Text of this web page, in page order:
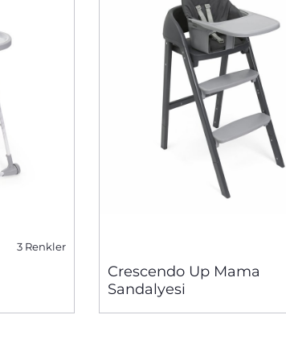
3 Renkler
Crescendo Up Mama
Sandalyesi